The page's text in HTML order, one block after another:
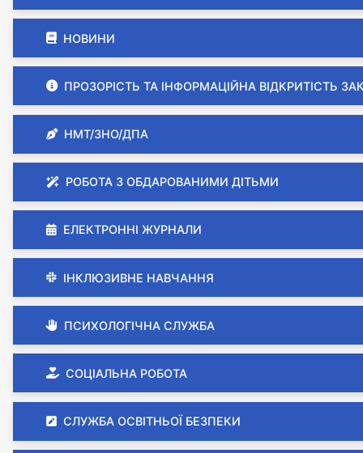
НОВИНИ
ПРОЗОРІСТЬ ТА ІНФОРМАЦІЙНА ВІДКРИТІСТЬ
НМТ/ЗНО/ДПА
РОБОТА З ОБДАРОВАНИМИ ДІТЬМИ
ЕЛЕКТРОННІ ЖУРНАЛИ
ІНКЛЮЗИВНЕ НАВЧАННЯ
ПСИХОЛОГІЧНА СЛУЖБА
СОЦІАЛЬНА РОБОТА
СЛУЖБА ОСВІТНЬОЇ БЕЗПЕКИ